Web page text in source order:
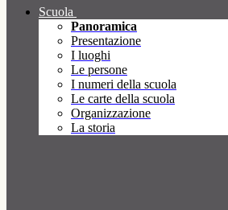
Scuola
Panoramica
Presentazione
I luoghi
Le persone
I numeri della scuola
Le carte della scuola
Organizzazione
La storia